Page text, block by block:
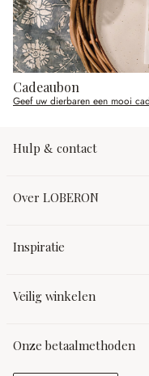
Cadeaubon
Geef uw dierbaren een mooi
Hulp & contact
Over LOBERON
Inspiratie
Veilig winkelen
Onze betaalmethoden